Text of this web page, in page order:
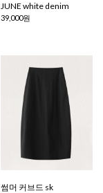
JUNE white denim
39,000원
썸머 커브드 sk